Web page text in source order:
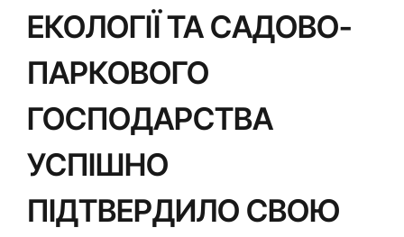
ЕКОЛОГІЇ ТА САДОВО-
ПАРКОВОГО
ГОСПОДАРСТВА
УСПІШНО
ПІДТВЕРДИЛО СВОЮ